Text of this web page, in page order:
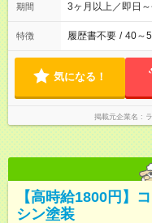
期間 3ヶ月以上／即日～
特徴 履歴書不要 / 40～
気になる！
掲載元企業名
【高時給1800円】
シン塗装